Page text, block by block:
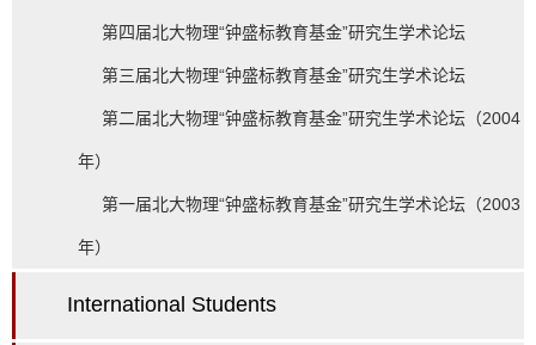
第四届北大物理“钟盛标教育基金”研究生学术论坛
第三届北大物理“钟盛标教育基金”研究生学术论坛
第二届北大物理“钟盛标教育基金”研究生学术论坛（2004
年）
第一届北大物理“钟盛标教育基金”研究生学术论坛（2003
年）
International Students